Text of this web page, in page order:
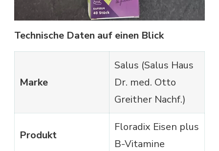
Technische Daten auf einen Blick
Marke
Salus (Salus Haus
Dr. med. Otto
Greither Nachf.)
Produkt
Floradix Eisen plus
B-Vitamine